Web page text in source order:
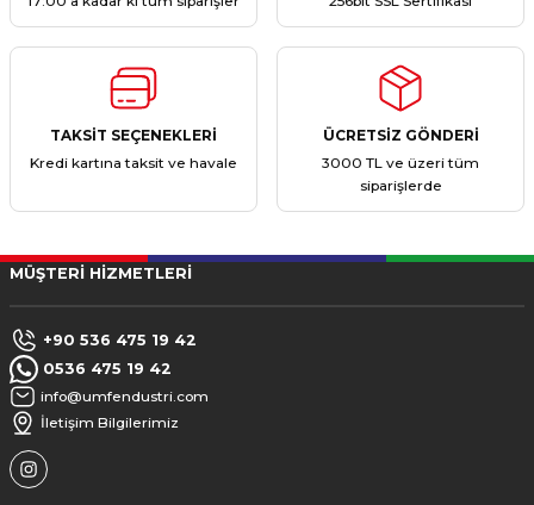
TAKSİT SEÇENEKLERİ
Kredi kartına taksit ve havale
ÜCRETSİZ GÖNDERİ
3000 TL ve üzeri tüm
siparişlerde
MÜŞTERİ HİZMETLERİ
+90 536 475 19 42
0536 475 19 42
info@umfendustri.com
İletişim Bilgilerimiz